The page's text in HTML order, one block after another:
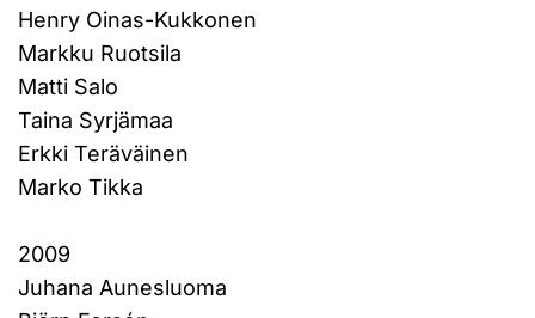
Henry Oinas-Kukkonen
Markku Ruotsila
Matti Salo
Taina Syrjämaa
Erkki Teräväinen
Marko Tikka
2009
Juhana Aunesluoma